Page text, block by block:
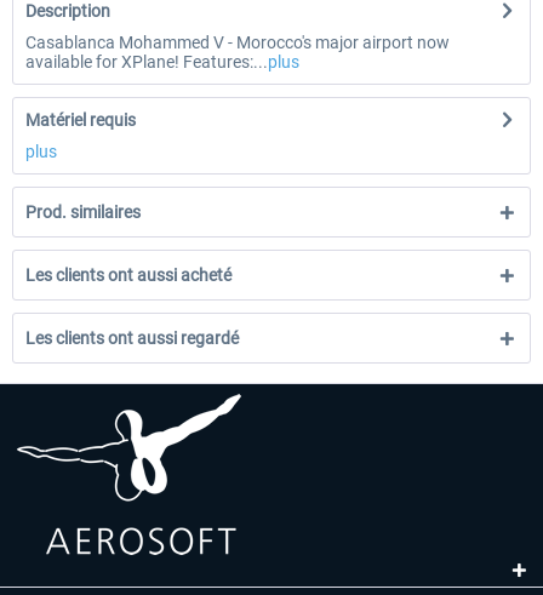
Description
Casablanca Mohammed V - Morocco's major airport now
available for XPlane! Features:...plus
Matériel requis
plus
Prod. similaires
Les clients ont aussi acheté
Les clients ont aussi regardé